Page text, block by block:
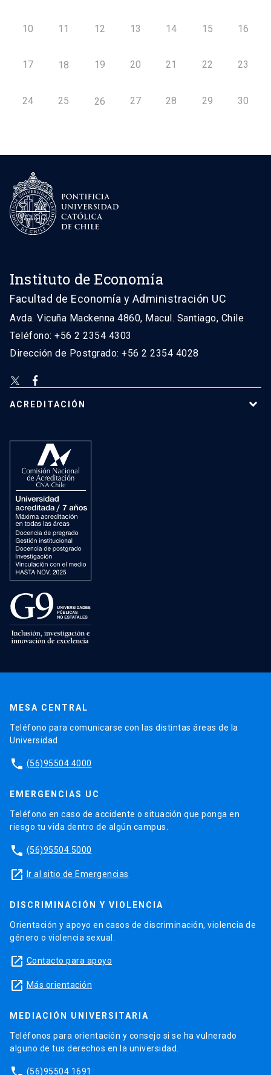
10 11 12 13 14 15 16
17 18 19 20 21 22 23
24 25 26 27 28 29 30
Instituto de Economía
Facultad de Economía y Administración UC
Avda. Vicuña Mackenna 4860, Macul. Santiago, Chile
Teléfono: +56 2 2354 4303
Dirección de Postgrado: +56 2 2354 4028
ACREDITACIÓN
MESA CENTRAL
Teléfono para comunicarse con las distintas áreas de la
Universidad.
phone (56)95504 4000
EMERGENCIAS UC
Teléfono en caso de accidente o situación que ponga en
riesgo tu vida dentro de algún campus.
phone (56)95504 5000
launch Ir al sitio de Emergencias
DISCRIMINACIÓN Y VIOLENCIA
Orientación y apoyo en casos de discriminación, violencia de
género o violencia sexual.
launch Contacto para apoyo
launch Más orientación
MEDIACIÓN UNIVERSITARIA
Teléfonos para orientación y consejo si se ha vulnerado
alguno de tus derechos en la universidad.
(56)95504 1691